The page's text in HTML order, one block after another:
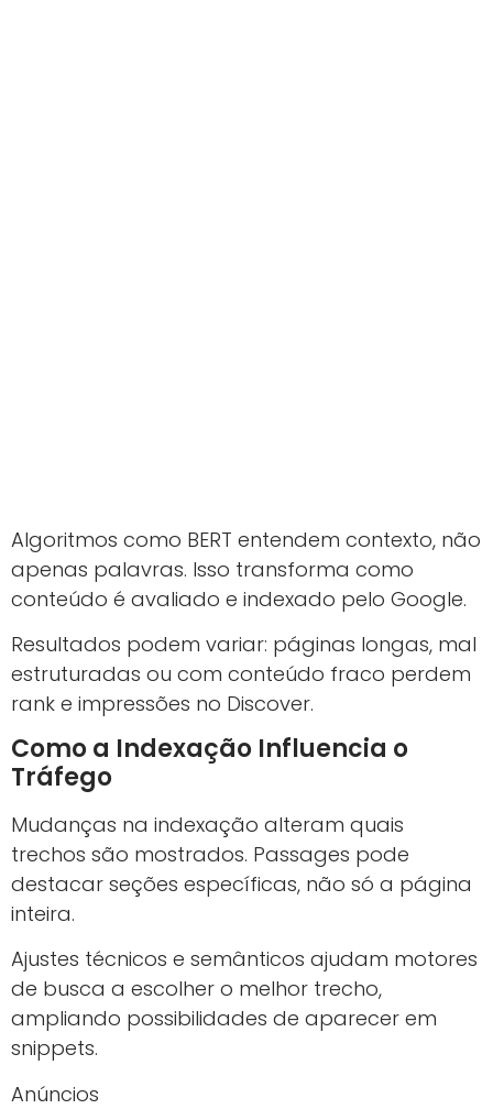
Algoritmos como BERT entendem contexto, não
apenas palavras. Isso transforma como
conteúdo é avaliado e indexado pelo Google.
Resultados podem variar: páginas longas, mal
estruturadas ou com conteúdo fraco perdem
rank e impressões no Discover.
Como a Indexação Influencia o
Tráfego
Mudanças na indexação alteram quais
trechos são mostrados. Passages pode
destacar seções específicas, não só a página
inteira.
Ajustes técnicos e semânticos ajudam motores
de busca a escolher o melhor trecho,
ampliando possibilidades de aparecer em
snippets.
Anúncios